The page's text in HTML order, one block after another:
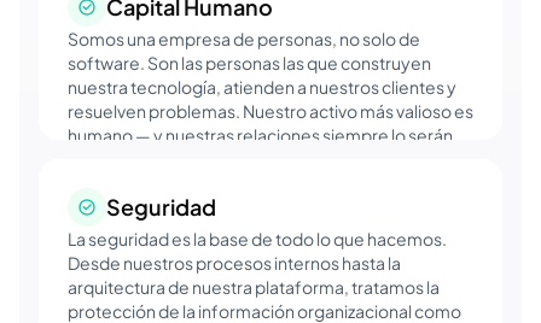
Capital Humano
Somos una empresa de personas, no solo de
software. Son las personas las que construyen
nuestra tecnología, atienden a nuestros clientes y
resuelven problemas. Nuestro activo más valioso es
humano — y nuestras relaciones siempre lo serán.
Seguridad
La seguridad es la base de todo lo que hacemos.
Desde nuestros procesos internos hasta la
arquitectura de nuestra plataforma, tratamos la
protección de la información organizacional como